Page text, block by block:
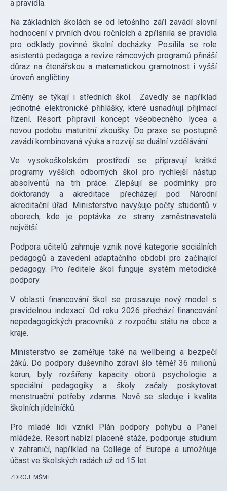
a pravidla.
Na základních školách se od letošního září zavádí slovní
hodnocení v prvních dvou ročnících a zpřísnila se pravidla
pro odklady povinné školní docházky. Posílila se role
asistentů pedagoga a revize rámcových programů přináší
důraz na čtenářskou a matematickou gramotnost i vyšší
úroveň angličtiny.
Změny se týkají i středních škol. Zavedly se například
jednotné elektronické přihlášky, které usnadňují přijímací
řízení. Resort připravil koncept všeobecného lycea a
novou podobu maturitní zkoušky. Do praxe se postupně
zavádí kombinovaná výuka a rozvíjí se duální vzdělávání.
Ve vysokoškolském prostředí se připravují krátké
programy vyšších odborných škol pro rychlejší nástup
absolventů na trh práce. Zlepšují se podmínky pro
doktorandy a akreditace přecházejí pod Národní
akreditační úřad. Ministerstvo navyšuje počty studentů v
oborech, kde je poptávka ze strany zaměstnavatelů
největší.
Podpora učitelů zahrnuje vznik nové kategorie sociálních
pedagogů a zavedení adaptačního období pro začínající
pedagogy. Pro ředitele škol funguje systém metodické
podpory.
V oblasti financování škol se prosazuje nový model s
pravidelnou indexací. Od roku 2026 přechází financování
nepedagogických pracovníků z rozpočtu státu na obce a
kraje.
Ministerstvo se zaměřuje také na wellbeing a bezpečí
žáků. Do podpory duševního zdraví šlo téměř 36 milionů
korun, byly rozšířeny kapacity oborů psychologie a
speciální pedagogiky a školy začaly poskytovat
menstruační potřeby zdarma. Nově se sleduje i kvalita
školních jídelníčků.
Pro mladé lidi vznikl Plán podpory pohybu a Panel
mládeže. Resort nabízí placené stáže, podporuje studium
v zahraničí, například na College of Europe a umožňuje
účast ve školských radách už od 15 let.
ZDROJ: MŠMT